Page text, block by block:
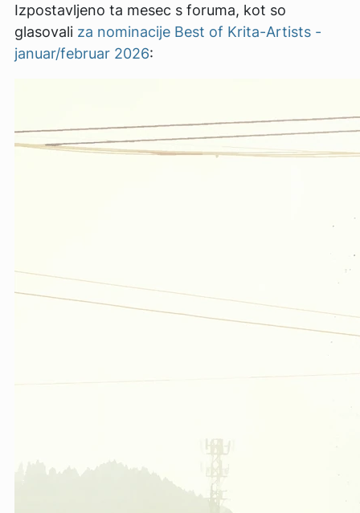
Izpostavljeno ta mesec s foruma, kot so
glasovali za nominacije Best of Krita-Artists -
januar/februar 2026: